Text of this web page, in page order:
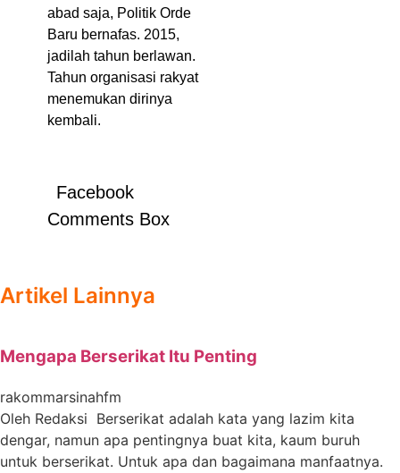
abad saja, Politik Orde
Baru bernafas. 2015,
jadilah tahun berlawan.
Tahun organisasi rakyat
menemukan dirinya
kembali.
Facebook
Comments Box
Artikel Lainnya
Mengapa Berserikat Itu Penting
rakommarsinahfm
Oleh Redaksi Berserikat adalah kata yang lazim kita
dengar, namun apa pentingnya buat kita, kaum buruh
untuk berserikat. Untuk apa dan bagaimana manfaatnya.